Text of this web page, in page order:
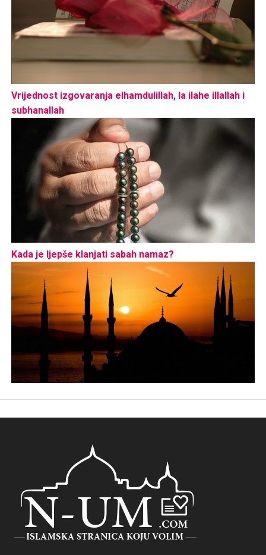
Vrijednost izgovaranja elhamdulillah, la ilahe illallah i
subhanallah
Kada je ljepše klanjati sabah namaz?